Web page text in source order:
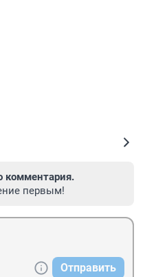
комментария.
первым!
Отправить